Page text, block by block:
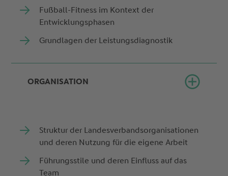
Fußball-Fitness im Kontext der
Entwicklungsphasen
Grundlagen der Leistungsdiagnostik
ORGANISATION
Struktur der Landesverbandsorganisationen
und deren Nutzung für die eigene Arbeit
Führungsstile und deren Einfluss auf das
Team